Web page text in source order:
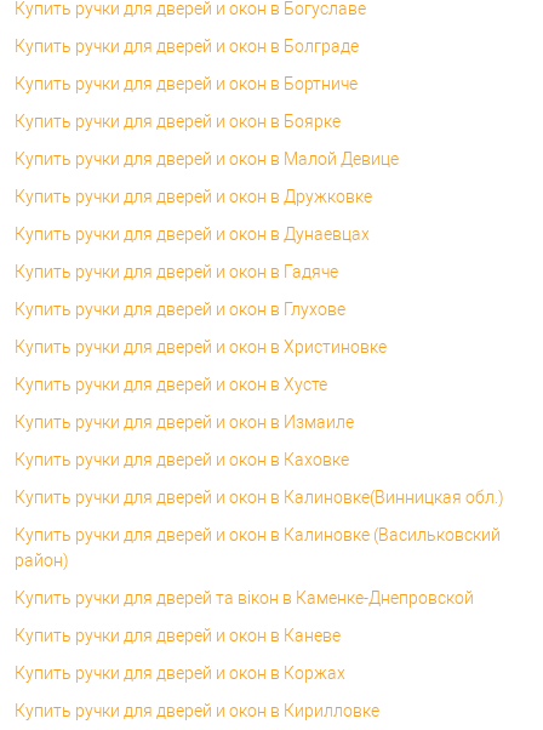
Купить ручки для дверей и окон в Богуславе
Купить ручки для дверей и окон в Болграде
Купить ручки для дверей и окон в Бортниче
Купить ручки для дверей и окон в Боярке
Купить ручки для дверей и окон в Малой Девице
Купить ручки для дверей и окон в Дружковке
Купить ручки для дверей и окон в Дунаевцах
Купить ручки для дверей и окон в Гадяче
Купить ручки для дверей и окон в Глухове
Купить ручки для дверей и окон в Христиновке
Купить ручки для дверей и окон в Хусте
Купить ручки для дверей и окон в Измаиле
Купить ручки для дверей и окон в Каховке
Купить ручки для дверей и окон в Калиновке(Винницкая обл.)
Купить ручки для дверей и окон в Калиновке (Васильковский
район)
Купить ручки для дверей та вікон в Каменке-Днепровской
Купить ручки для дверей и окон в Каневе
Купить ручки для дверей и окон в Коржах
Купить ручки для дверей и окон в Кирилловке